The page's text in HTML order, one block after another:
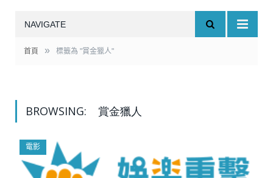
NAVIGATE
首頁 » 標籤為 "賞金獵人"
BROWSING: 賞金獵人
電影